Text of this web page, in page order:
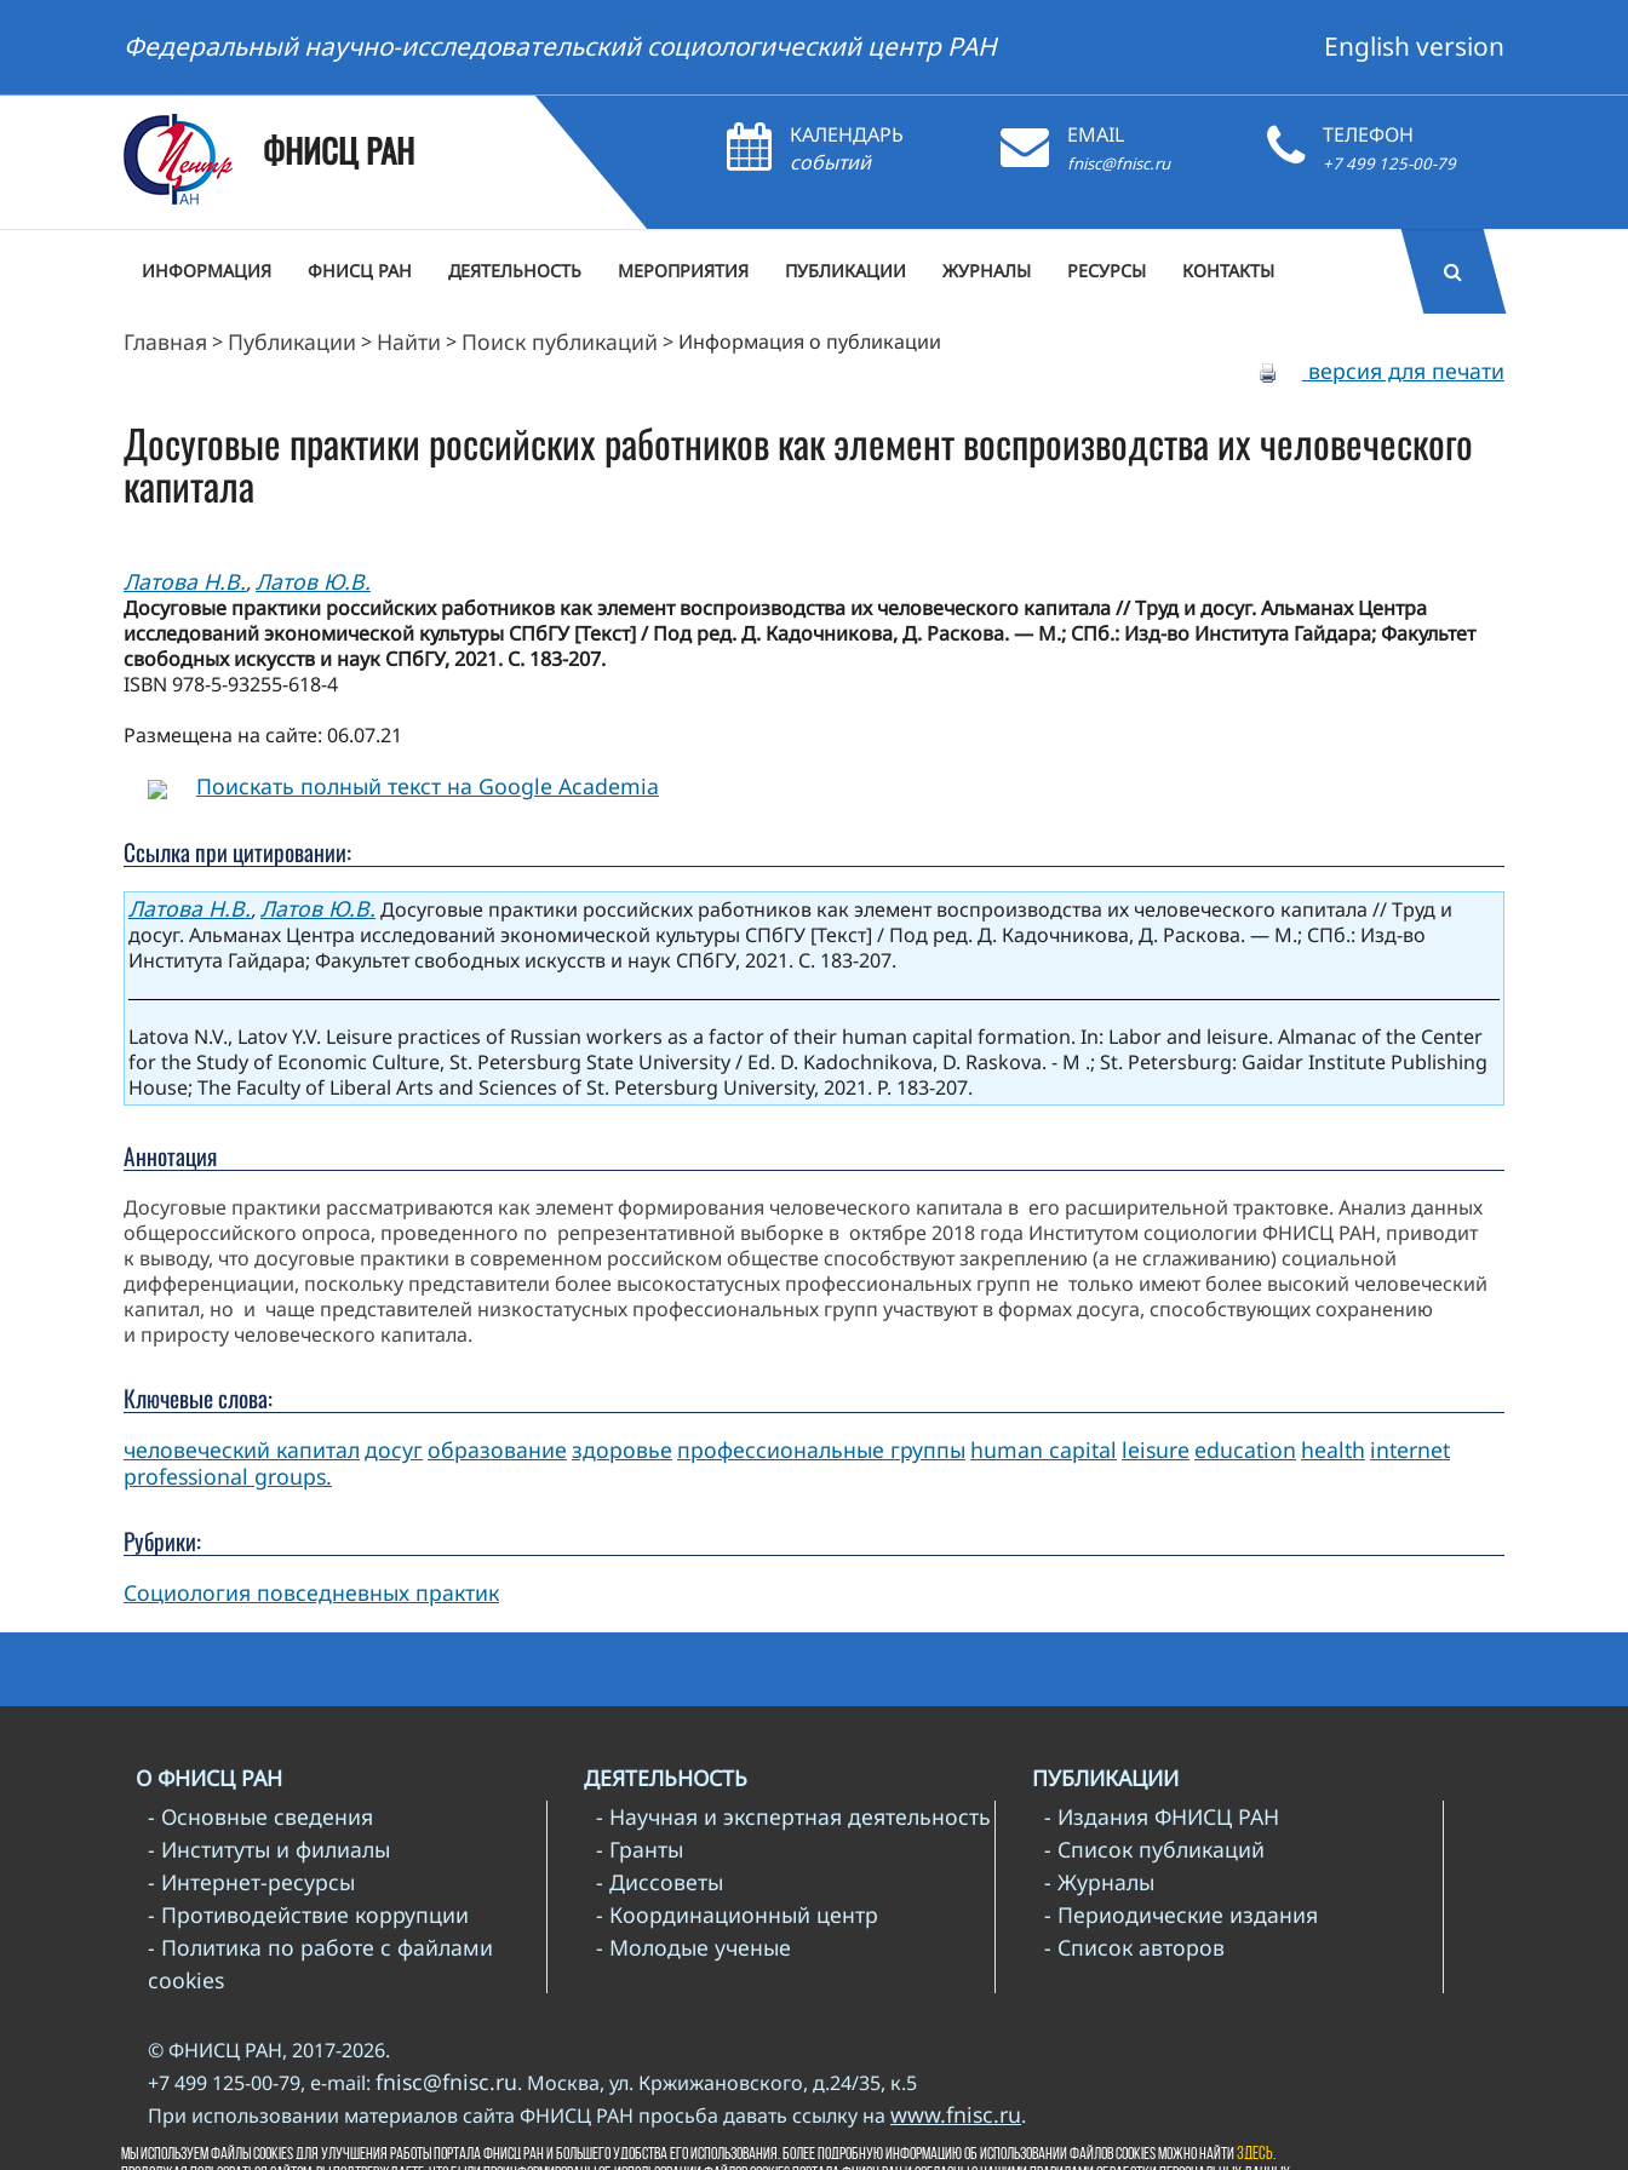
Федеральный научно-исследовательский социологический центр РАН English version
ФНИСЦ РАН
КАЛЕНДАРЬ
событий
EMAIL
fnisc@fnisc.ru
ТЕЛЕФОН
+7 499 125-00-79
ИНФОРМАЦИЯ ФНИСЦ РАН ДЕЯТЕЛЬНОСТЬ МЕРОПРИЯТИЯ ПУБЛИКАЦИИ ЖУРНАЛЫ РЕСУРСЫ КОНТАКТЫ
Главная > Публикации > Найти > Поиск публикаций > Информация о публикации
версия для печати
Досуговые практики российских работников как элемент воспроизводства их человеческого
капитала
Латова Н.В.,Латов Ю.В.
Досуговые практики российских работников как элемент воспроизводства их человеческого капитала // Труд и досуг. Альманах Центра
исследований экономической культуры СПбГУ [Текст] / Под ред. Д. Кадочникова, Д. Раскова. — М.; СПб.: Изд-во Института Гайдара; Факультет
свободных искусств и наук СПбГУ, 2021. С. 183-207.
ISBN 978-5-93255-618-4
Размещена на сайте: 06.07.21
Поискать полный текст на Google Academia
Ссылка при цитировании:
Латова Н.В.,Латов Ю.В. Досуговые практики российских работников как элемент воспроизводства их человеческого капитала // Труд и
досуг. Альманах Центра исследований экономической культуры СПбГУ [Текст] / Под ред. Д. Кадочникова, Д. Раскова. — М.; СПб.: Изд-во
Института Гайдара; Факультет свободных искусств и наук СПбГУ, 2021. С. 183-207.
Latova N.V., Latov Y.V. Leisure practices of Russian workers as a factor of their human capital formation. In: Labor and leisure. Almanac of the Center
for the Study of Economic Culture, St. Petersburg State University / Ed. D. Kadochnikova, D. Raskova. - M .; St. Petersburg: Gaidar Institute Publishing
House; The Faculty of Liberal Arts and Sciences of St. Petersburg University, 2021. P. 183-207.
Аннотация
Досуговые практики рассматриваются как элемент формирования человеческого капитала в его расширительной трактовке. Анализ данных
общероссийского опроса, проведенного по репрезентативной выборке в октябре 2018 года Институтом социологии ФНИСЦ РАН, приводит
к выводу, что досуговые практики в современном российском обществе способствуют закреплению (а не сглаживанию) социальной
дифференциации, поскольку представители более высокостатусных профессиональных групп не только имеют более высокий человеческий
капитал, но и чаще представителей низкостатусных профессиональных групп участвуют в формах досуга, способствующих сохранению
и приросту человеческого капитала.
Ключевые слова:
человеческий капитал досугобразование здоровье профессиональные группы human capital leisure education health internet
professional groups.
Рубрики:
Социология повседневных практик
О ФНИСЦ РАН
- Основные сведения
- Институты и филиалы
- Интернет-ресурсы
- Противодействие коррупции
- Политика по работе с файлами
cookies
ДЕЯТЕЛЬНОСТЬ
- Научная и экспертная деятельность
- Гранты
- Диссоветы
- Координационный центр
- Молодые ученые
ПУБЛИКАЦИИ
- Издания ФНИСЦ РАН
- Список публикаций
- Журналы
- Периодические издания
- Список авторов
© ФНИСЦ РАН, 2017-2026.
+7 499 125-00-79, e-mail: fnisc@fnisc.ru. Москва, ул. Кржижановского, д.24/35, к.5
При использовании материалов сайта ФНИСЦ РАН просьба давать ссылку на www.fnisc.ru.
Пожалуйста, познакомьтесь справилами копирайта
Мы используем файлы cookies для улучшения работы портала ФНИСЦ РАН и большего удобства его использования. Более подробную информацию об использовании файлов cookies можно найтиздесь.